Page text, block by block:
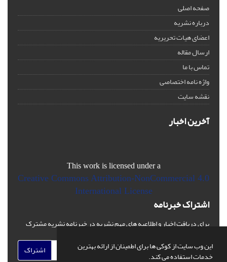
این وب سایت از کوکی ها برای اطمینان از ارائه بهترین
خدمات استفاده می کند.
صفحه اصلی
درباره نشریه
اعضای هیات تحریریه
ارسال مقاله
تماس با ما
واژه نامه اختصاصی
نقشه سایت
آخرین اخبار
This work is licensed under a
Creative Commons Attribution-NonCommercial 4.0
International License
اشتراک خبرنامه
برای دریافت اخبار و اطلاعیه های مهم نشریه در خبرنامه نشریه مشترک
اشتراک